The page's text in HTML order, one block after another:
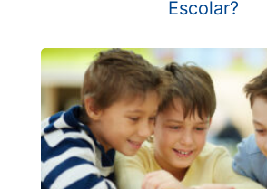
Escolar?